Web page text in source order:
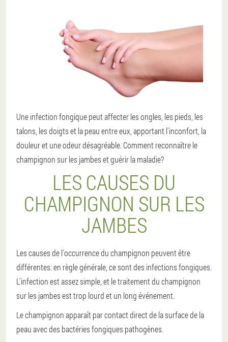
Une infection fongique peut affecter les ongles, les pieds, les
talons, les doigts et la peau entre eux, apportant l'inconfort, la
douleur et une odeur désagréable. Comment reconnaître le
champignon sur les jambes et guérir la maladie?
LES CAUSES DU
CHAMPIGNON SUR LES
JAMBES
Les causes de l'occurrence du champignon peuvent être
différentes: en règle générale, ce sont des infections fongiques.
L'infection est assez simple, et le traitement du champignon
sur les jambes est trop lourd et un long événement.
Le champignon apparaît par contact direct de la surface de la
peau avec des bactéries fongiques pathogènes.